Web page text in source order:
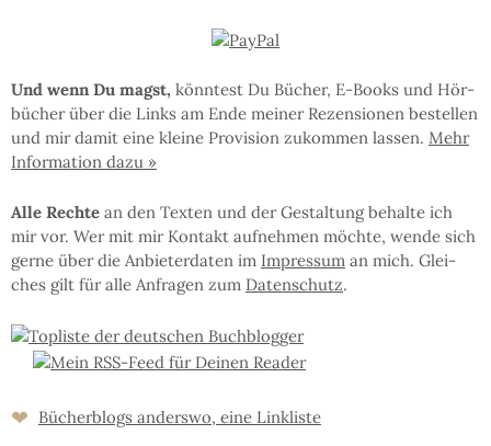
Und wenn Du magst, könn­test Du Bü­cher, E-Books und Hör­
bü­cher über die Links am En­de mei­ner Re­zen­sio­nen be­stel­len
und mir da­mit eine klei­ne Pro­vi­sion zu­kom­men las­sen. Mehr
In­for­ma­tion da­zu »
Al­le Rech­te an den Tex­ten und der Ge­stal­tung be­hal­te ich
mir vor. Wer mit mir Kon­takt auf­neh­men möchte, wen­de sich
ger­ne über die An­bie­ter­da­ten im Im­pres­sum an mich. Glei­
ches gilt für al­le An­fra­gen zum Da­ten­schutz.
❤ Bücher­blogs an­ders­wo, eine Link­liste